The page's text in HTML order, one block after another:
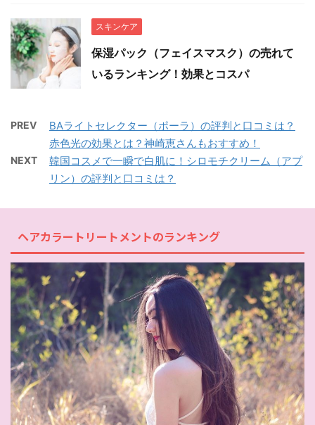
スキンケア
保湿パック（フェイスマスク）の売れて
いるランキング！効果とコスパ
PREV
BAライトセレクター（ポーラ）の評判と口コミは？
赤色光の効果とは？神崎恵さんもおすすめ！
NEXT
韓国コスメで一瞬で白肌に！シロモチクリーム（アプ
リン）の評判と口コミは？
ヘアカラートリートメントのランキング